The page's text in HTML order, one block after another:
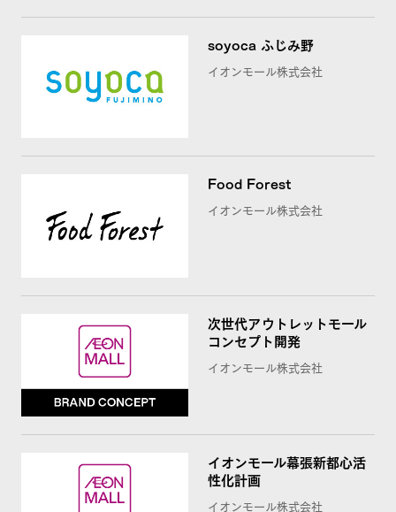
soyoca ふじみ野
イオンモール株式会社
Food Forest
イオンモール株式会社
次世代アウトレットモール
コンセプト開発
イオンモール株式会社
イオンモール幕張新都心活
性化計画
イオンモール株式会社